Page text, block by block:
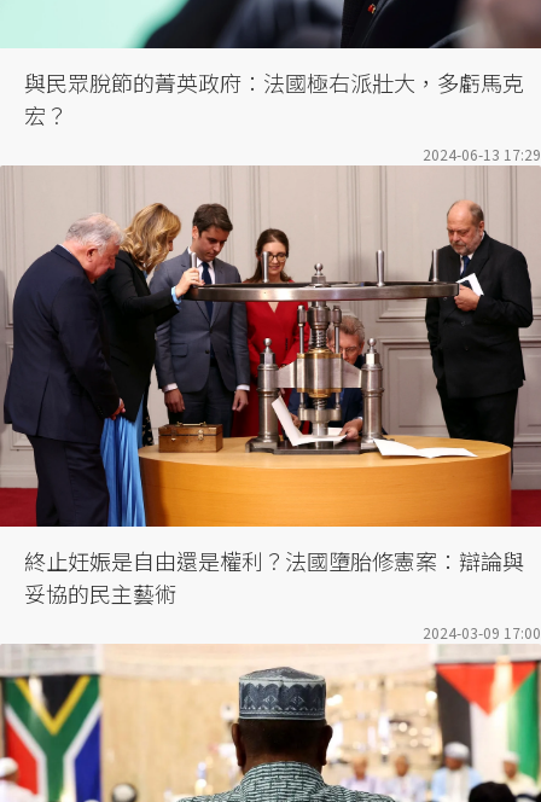
與民眾脫節的菁英政府：法國極右派壯大，多虧馬克
宏？
2024-06-13 17:29
終止妊娠是自由還是權利？法國墮胎修憲案：辯論與
妥協的民主藝術
2024-03-09 17:00